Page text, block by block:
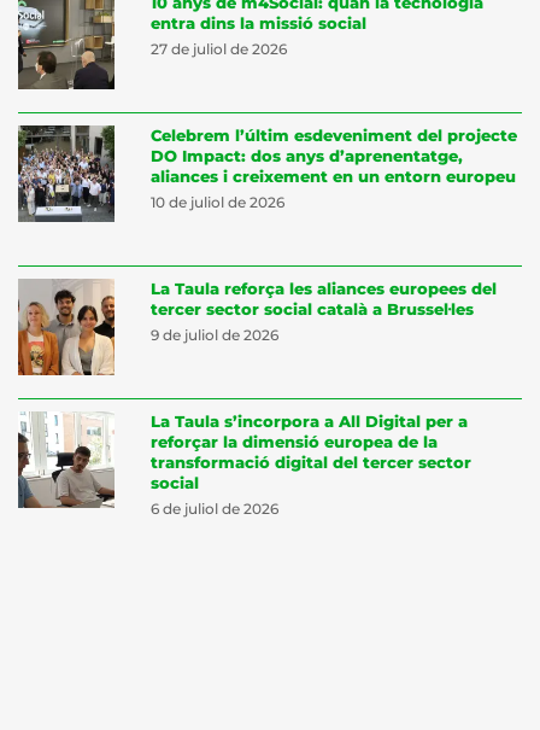
entra dins la missió social
27 de juliol de 2026
Celebrem l’últim esdeveniment del projecte
DO Impact: dos anys d’aprenentatge,
aliances i creixement en un entorn europeu
10 de juliol de 2026
La Taula reforça les aliances europees del
tercer sector social català a Brussel·les
9 de juliol de 2026
La Taula s’incorpora a All Digital per a
reforçar la dimensió europea de la
transformació digital del tercer sector
social
6 de juliol de 2026